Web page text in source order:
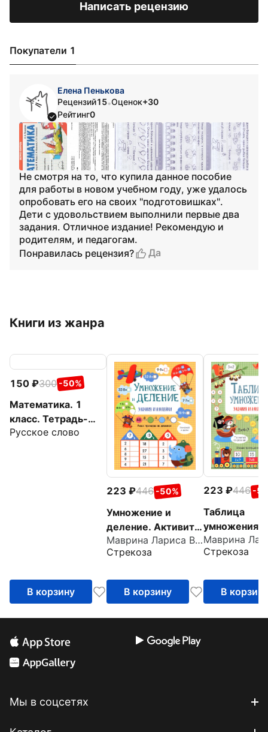
Написать рецензию
Покупатели 1
Елена Пенькова
Рецензий15•Оценок+30
Рейтинг0
Не смотря на то, что купила данное пособие
для работы в новом учебном году, уже удалось
опробовать его на своих "подготовишках".
Дети с удовольствием выполнили первые два
задания. Отличное издание! Рекомендую и
родителям, и педагогам.
Понравилась рецензия?
Да
Книги из жанра
150 300 -50%
Математика. 1
класс. Тетрадь-
тренажёр для
Русское слово
В корзину
223 446 -50%
Умножение и
деление. Активити
для начальной
школы
Маврина Лариса Викторовна
Стрекоза
В корзину
223 446 -
Таблица
умножения.
Активити
начальной
Стрекоза
В корзину
Мы в соцсетях